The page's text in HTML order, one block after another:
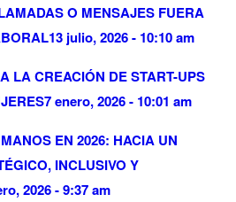
O MENSAJES FUERA
13 julio, 2026 - 10:10 am
LA CREACIÓN DE START-UPS
7 enero, 2026 - 10:01 am
EN 2026: HACIA UN
INCLUSIVO Y
2026 - 9:37 am